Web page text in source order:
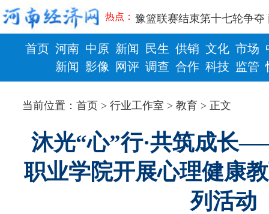
热点： 算力，正在重新“耕种”中原
河南省二十条硬核举措出炉
河南省主汛期防汛抗旱工作
“从根本上改变了中国人民
从国家科技奖看中原创新跃
“几分钱”传言背后 河南西
河南省党政代表团赴新疆考
工业遗存上“长”出文化IP群
河南可再生能源装机突破1
三个“没想到”刷新港区速度
336件（组）意大利文物在
河南省政协十三届常委会
首页 河南
新闻
中原
影像
新闻
网评
民生
调查
供销
合作
文化
科技
市场
监管
财政 健康
当前位置：首页 >行业工作室 >教育 > 正文
沐光“心”行·共筑成长
职业学院开展心理健康
列活动